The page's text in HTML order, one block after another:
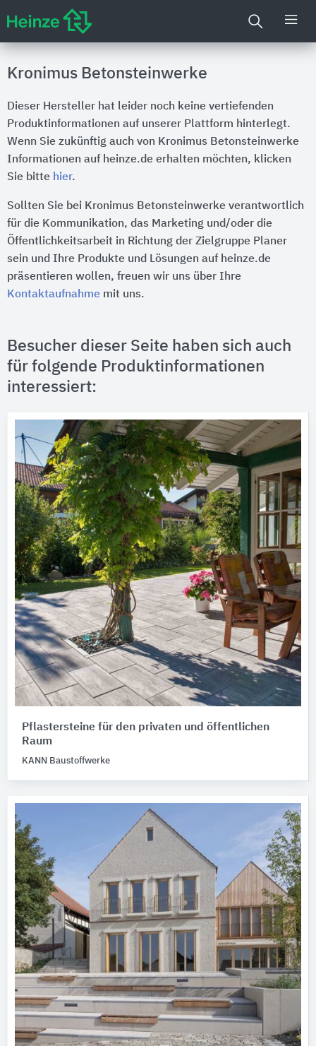
Kronimus Betonsteinwerke
Dieser Hersteller hat leider noch keine vertiefenden
Produktinformationen auf unserer Plattform hinterlegt.
Wenn Sie zukünftig auch von Kronimus Betonsteinwerke
Informationen auf heinze.de erhalten möchten, klicken
Sie bitte hier.
Sollten Sie bei Kronimus Betonsteinwerke verantwortlich
für die Kommunikation, das Marketing und/oder die
Öffentlichkeitsarbeit in Richtung der Zielgruppe Planer
sein und Ihre Produkte und Lösungen auf heinze.de
präsentieren wollen, freuen wir uns über Ihre
Kontaktaufnahme mit uns.
Besucher dieser Seite haben sich auch
für folgende Produktinformationen
interessiert:
Pflastersteine für den privaten und öffentlichen
Raum
KANN Baustoffwerke